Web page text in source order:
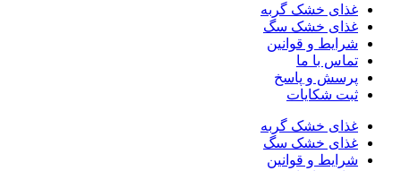
غذای خشک گربه
غذای خشک سگ
شرایط و قوانین
تماس با ما
پرسش و پاسخ
ثبت شکایات
غذای خشک گربه
غذای خشک سگ
شرایط و قوانین